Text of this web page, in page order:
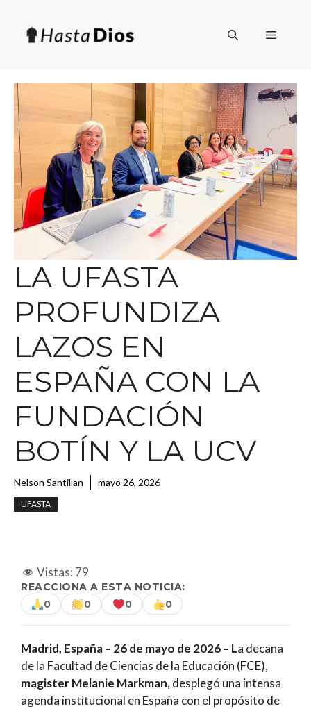
contenido
Menú
LA UFASTA
PROFUNDIZA
LAZOS EN
ESPAÑA CON LA
FUNDACIÓN
BOTÍN Y LA UCV
Nelson Santillan mayo 26, 2026
UFASTA
Vistas: 79
REACCIONA A ESTA NOTICIA:
0
0 0 0
Madrid, España – 26 de mayo de 2026 – La decana
de la Facultad de Ciencias de la Educación (FCE),
magister Melanie Markman, desplegó una intensa
agenda institucional en España con el propósito de